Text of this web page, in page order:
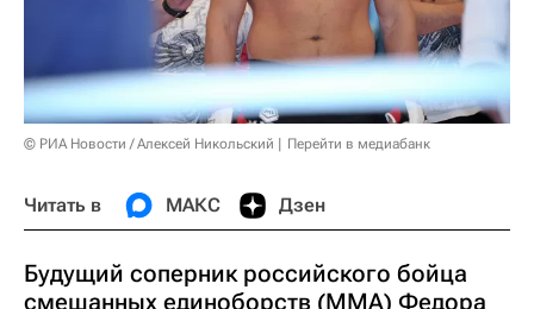
© РИА Новости / Алексей Никольский Перейти в медиабанк
Читать в МАКС Дзен
Будущий соперник российского бойца
смешанных единоборств (ММА) Федора